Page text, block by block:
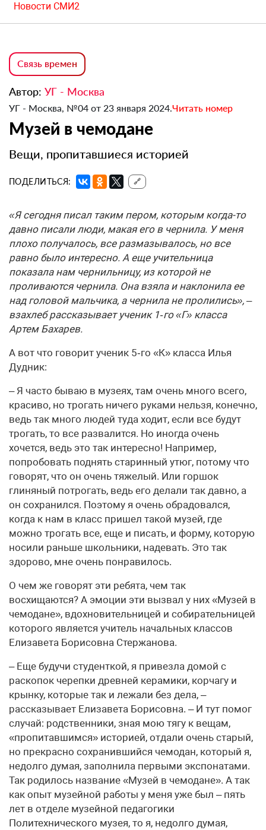
Новости СМИ2
Связь времен
Автор: УГ - Москва
УГ - Москва, №04 от 23 января 2024.Читать номер
Музей в чемодане
Вещи, пропитавшиеся историей
ПОДЕЛИТЬСЯ: 🔗
«Я сегодня писал таким пером, которым когда-то
давно писали люди, макая его в чернила. У меня
плохо получалось, все размазывалось, но все
равно было интересно. А еще учительница
показала нам чернильницу, из которой не
проливаются чернила. Она взяла и наклонила ее
над головой мальчика, а чернила не пролились», –
взахлеб рассказывает ученик 1‑го «Г» класса
Артем Бахарев.
А вот что говорит ученик 5‑го «К» класса Илья
Дудник:
– Я часто бываю в музеях, там очень много всего,
красиво, но трогать ничего руками нельзя, конечно,
ведь так много людей туда ходит, если все будут
трогать, то все развалится. Но иногда очень
хочется, ведь это так интересно! Например,
попробовать поднять старинный утюг, потому что
говорят, что он очень тяжелый. Или горшок
глиняный потрогать, ведь его делали так давно, а
он сохранился. Поэтому я очень обрадовался,
когда к нам в класс пришел такой музей, где
можно трогать все, еще и писать, и форму, которую
носили раньше школьники, надевать. Это так
здорово, мне очень понравилось.
О чем же говорят эти ребята, чем так
восхищаются? А эмоции эти вызвал у них «Музей в
чемодане», вдохновительницей и собирательницей
которого является учитель начальных классов
Елизавета Борисовна Стержанова.
– Еще будучи студенткой, я привезла домой с
раскопок черепки древней керамики, корчагу и
крынку, которые так и лежали без дела, –
рассказывает Елизавета Борисовна. – И тут помог
случай: родственники, зная мою тягу к вещам,
«пропитавшимся» историей, отдали очень старый,
но прекрасно сохранившийся чемодан, который я,
недолго думая, заполнила первыми экспонатами.
Так родилось название «Музей в чемодане». А так
как опыт музейной работы у меня уже был – пять
лет в отделе музейной педагогики
Политехнического музея, то я, недолго думая,